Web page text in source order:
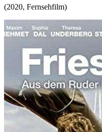
(2020, Fernsehfilm)